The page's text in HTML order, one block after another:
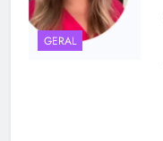
GERAL